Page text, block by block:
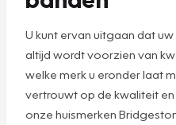
U kunt ervan uitgaan dat
altijd wordt voorzien van
welke merk u eronder laat
vertrouwt op de kwaliteit
onze huismerken